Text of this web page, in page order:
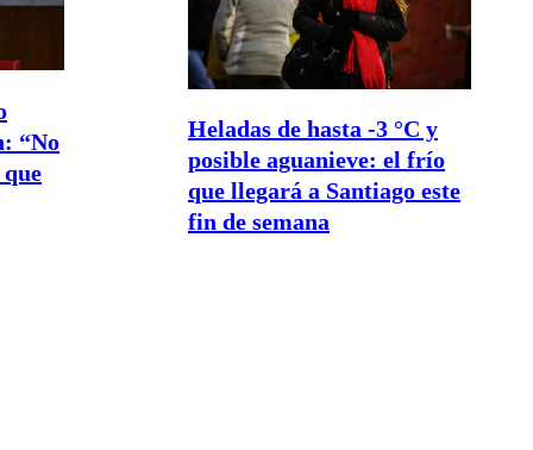
“No
Heladas de hasta -3 °C y
posible aguanieve: el frío
que llegará a Santiago este
fin de semana